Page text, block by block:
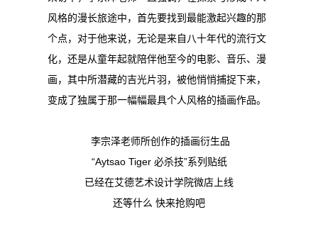
风格的漫长旅途中，首先要找到最能激起兴趣的那
个点，对于他来说，无论是来自八十年代的流行文
化，还是从童年起就陪伴他至今的电影、音乐、漫
画，其中所潜藏的吉光片羽，被他悄悄捕捉下来，
变成了独属于那一幅幅最具个人风格的插画作品。
李宗泽老师所创作的插画衍生品
“Aytsao Tiger 必杀技”系列贴纸
已经在艾德艺术设计学院微店上线
还等什么 快来抢购吧